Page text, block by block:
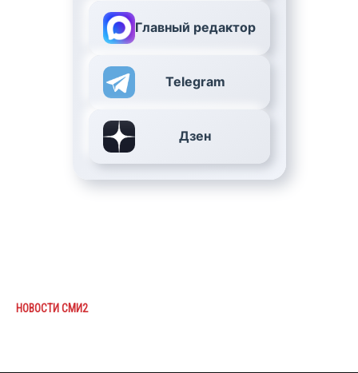
Главный редактор
Telegram
Дзен
НОВОСТИ СМИ2